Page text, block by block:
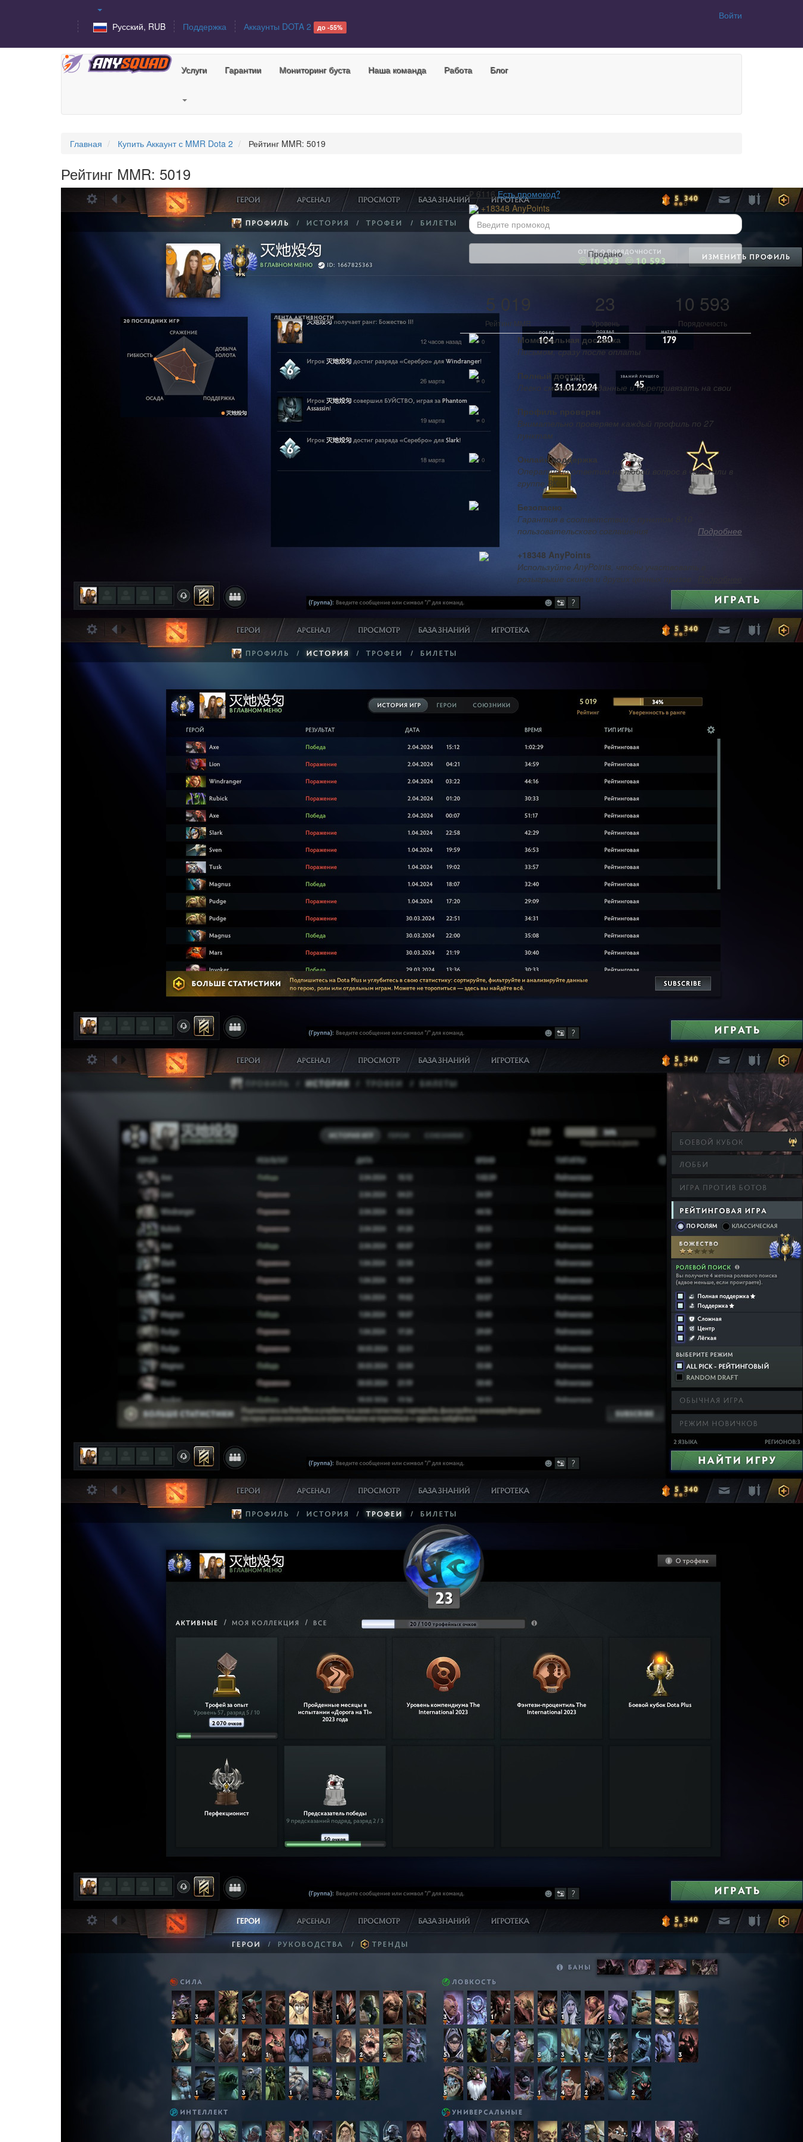
Русский, RUB Поддержка Аккаунты DOTA 2 до -55%
Войти
Услуги Гарантии Мониторинг буста Наша команда Работа Блог
Главная Купить Аккаунт с MMR Dota 2 Рейтинг MMR: 5019
Рейтинг MMR: 5019
₽ 6116Есть промокод?
+18348 AnyPoints
Продано
5 019
Рейтинг MMR
23
Уровень
10 593
Порядочность
Моментальная доставка
Письмом, сразу после оплаты
Полный доступ
Легко сменить все данные и перепривязать на свои
Профиль проверен
Внимательно проверяем каждый профиль по 27
пунктам
Онлайн поддержка
Оперативно ответим на любой вопрос в чате или в
группе ВК
Безопасно
Гарантия в соответствии с пунктом 8.10
пользовательского соглашения
Подробнее
+18348 AnyPoints
Используйте AnyPoints, чтобы участвовать в
розыгрыше скинов и других ценных призов